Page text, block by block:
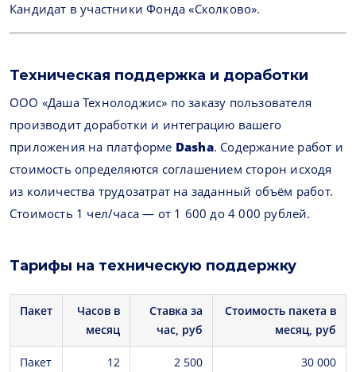
Кандидат в участники Фонда «Сколково».
Техническая поддержка и доработки
ООО «Даша Технолоджис» по заказу пользователя
производит доработки и интеграцию вашего
приложения на платформе Dasha. Содержание работ и
стоимость определяются соглашением сторон исходя
из количества трудозатрат на заданный объём работ.
Стоимость 1 чел/часа — от 1 600 до 4 000 рублей.
Тарифы на техническую поддержку
Пакет
Часов в
месяц
Ставка за
час, руб
Стоимость пакета в
месяц, руб
Пакет
12 2 500 30 000